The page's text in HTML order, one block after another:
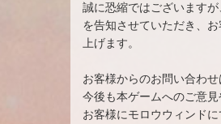
誠に恐縮ではございます
を告知させていただき、
上げます。
お客様からのお問い合わ
今後も本ゲームへのご意
お客様にモロウウィンド